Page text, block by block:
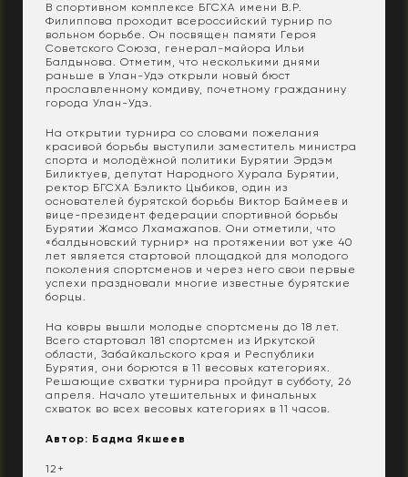
В спортивном комплексе БГСХА имени В.Р.
Филиппова проходит всероссийский турнир по
вольном борьбе. Он посвящен памяти Героя
Советского Союза, генерал-майора Ильи
Балдынова. Отметим, что несколькими днями
раньше в Улан-Удэ открыли новый бюст
прославленному комдиву, почетному гражданину
города Улан-Удэ.
На открытии турнира со словами пожелания
красивой борьбы выступили заместитель министра
спорта и молодёжной политики Бурятии Эрдэм
Биликтуев, депутат Народного Хурала Бурятии,
ректор БГСХА Бэликто Цыбиков, один из
основателей бурятской борьбы Виктор Баймеев и
вице-президент федерации спортивной борьбы
Бурятии Жамсо Лхамажапов. Они отметили, что
«балдыновский турнир» на протяжении вот уже 40
лет является стартовой площадкой для молодого
поколения спортсменов и через него свои первые
успехи праздновали многие известные бурятские
борцы.
На ковры вышли молодые спортсмены до 18 лет.
Всего стартовал 181 спортсмен из Иркутской
области, Забайкальского края и Республики
Бурятия, они борются в 11 весовых категориях.
Решающие схватки турнира пройдут в субботу, 26
апреля. Начало утешительных и финальных
схваток во всех весовых категориях в 11 часов.
Автор: Бадма Якшеев
12+